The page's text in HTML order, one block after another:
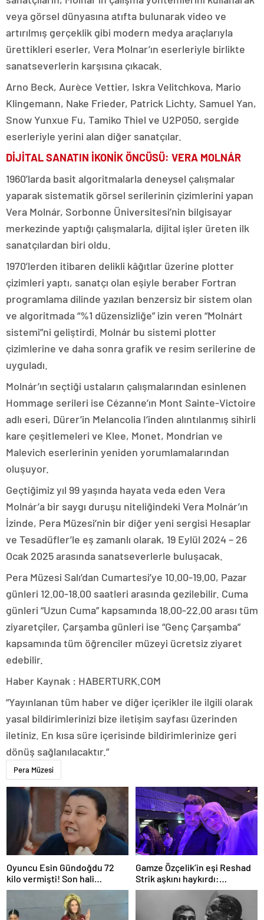
veya görsel dünyasına atıfta bulunarak video ve
artırılmış gerçeklik gibi modern medya araçlarıyla
ürettikleri eserler, Vera Molnar’ın eserleriyle birlikte
sanatseverlerin karşısına çıkacak.
Arno Beck, Aurèce Vettier, Iskra Velitchkova, Mario
Klingemann, Nake Frieder, Patrick Lichty, Samuel Yan,
Snow Yunxue Fu, Tamiko Thiel ve U2P050, sergide
eserleriyle yerini alan diğer sanatçılar.
DİJİTAL SANATIN İKONİK ÖNCÜSÜ: VERA MOLNÁR
1960’larda basit algoritmalarla deneysel çalışmalar
yaparak sistematik görsel serilerinin çizimlerini yapan
Vera Molnár, Sorbonne Üniversitesi’nin bilgisayar
merkezinde yaptığı çalışmalarla, dijital işler üreten ilk
sanatçılardan biri oldu.
1970’lerden itibaren delikli kâğıtlar üzerine plotter
çizimleri yaptı, sanatçı olan eşiyle beraber Fortran
programlama dilinde yazılan benzersiz bir sistem olan
ve algoritmada “%1 düzensizliğe” izin veren “Molnárt
sistemi”ni geliştirdi. Molnár bu sistemi plotter
çizimlerine ve daha sonra grafik ve resim serilerine de
uyguladı.
Molnár’ın seçtiği ustaların çalışmalarından esinlenen
Hommage serileri ise Cézanne’ın Mont Sainte-Victoire
adlı eseri, Dürer’in Melancolia I’inden alıntılanmış sihirli
kare çeşitlemeleri ve Klee, Monet, Mondrian ve
Malevich eserlerinin yeniden yorumlamalarından
oluşuyor.
Geçtiğimiz yıl 99 yaşında hayata veda eden Vera
Molnár’a bir saygı duruşu niteliğindeki Vera Molnár’ın
İzinde, Pera Müzesi’nin bir diğer yeni sergisi Hesaplar
ve Tesadüfler’le eş zamanlı olarak, 19 Eylül 2024 – 26
Ocak 2025 arasında sanatseverlerle buluşacak.
Pera Müzesi Salı’dan Cumartesi’ye 10.00-19.00, Pazar
günleri 12.00-18.00 saatleri arasında gezilebilir. Cuma
günleri “Uzun Cuma” kapsamında 18.00-22.00 arası tüm
ziyaretçiler, Çarşamba günleri ise “Genç Çarşamba”
kapsamında tüm öğrenciler müzeyi ücretsiz ziyaret
edebilir.
Haber Kaynak : HABERTURK.COM
“Yayınlanan tüm haber ve diğer içerikler ile ilgili olarak
yasal bildirimlerinizi bize iletişim sayfası üzerinden
iletiniz. En kısa süre içerisinde bildirimlerinize geri
dönüş sağlanılacaktır.”
Pera Müzesi
Oyuncu Esin Gündoğdu 72
kilo vermişti! Son hali
gündem oldu
Gamze Özçelik’in eşi Reshad
Strik aşkını haykırdı:
“Cennetim”